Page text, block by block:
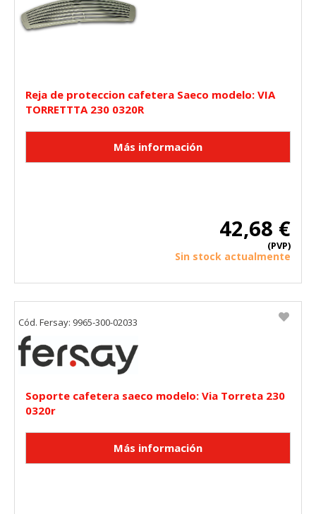
Reja de proteccion cafetera Saeco modelo: VIA
TORRETTTA 230 0320R
42,68 €
(PVP)
Sin stock actualmente
Soporte cafetera saeco modelo: Via Torreta 230
0320r
Cód. Fersay: 9965-300-02033